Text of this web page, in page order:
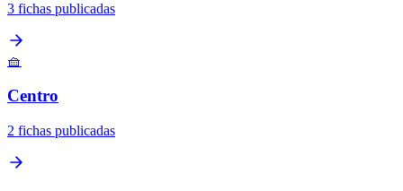
3 fichas publicadas
🧺
Centro
2 fichas publicadas